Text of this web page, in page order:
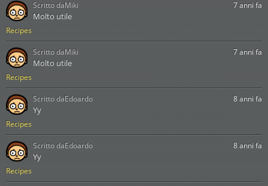
Recipes
7 anni fa
Molto utile
Scritto daMiki
Recipes
7 anni fa
Molto utile
Scritto daMiki
Recipes
8 anni fa
Yy
Scritto daEdoardo
Recipes
8 anni fa
Yy
Scritto daEdoardo